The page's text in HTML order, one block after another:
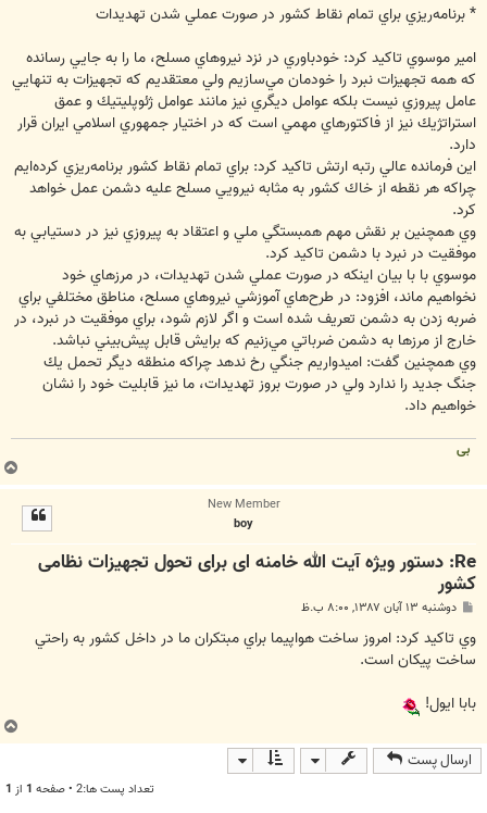
* برنامه‌ريزي براي تمام نقاط كشور در صورت عملي شدن تهديدات
امير موسوي تاكيد كرد: خودباوري در نزد نيروهاي مسلح، ما را به جايي رسانده
كه همه تجهيزات نبرد را خودمان مي‌سازيم ولي معتقديم كه تجهيزات به تنهايي
عامل پيروزي نيست بلكه عوامل ديگري نيز مانند عوامل ژئوپليتيك و عمق
استراتژيك نيز از فاكتورهاي مهمي است كه در اختيار جمهوري اسلامي ايران قرار
دارد.
اين فرمانده عالي رتبه ارتش تاكيد كرد: براي تمام نقاط كشور برنامه‌ريزي كرده‌ايم
چراكه هر نقطه از خاك كشور به مثابه نيرويي مسلح عليه دشمن عمل خواهد
كرد.
وي همچنين بر نقش مهم همبستگي ملي و اعتقاد به پيروزي نيز در دستيابي به
موفقيت در نبرد با دشمن تاكيد كرد.
موسوي با با بيان اينكه در صورت عملي شدن تهديدات، در مرزهاي خود
نخواهيم ماند، افزود: در طرح‌هاي آموزشي نيروهاي مسلح، مناطق مختلفي براي
ضربه زدن به دشمن تعريف شده است و اگر لازم شود، براي موفقيت در نبرد، در
خارج از مرزها به دشمن ضرباتي مي‌زنيم كه برايش قابل پيش‌بيني نباشد.
وي همچنين گفت: اميدواريم جنگي رخ ندهد چراكه منطقه ديگر تحمل يك
جنگ جديد را ندارد ولي در صورت بروز تهديدات، ما نيز قابليت خود را نشان
خواهيم داد.
بی
New Member
boy
Re: دستور ویژه آيت الله خامنه ای برای تحول تجهیزات نظامی
کشور
ت
دوشنبه ۱۳ آبان ۱۳۸۷, ۸:۰۰ ب.ظ
وي تاكيد كرد: امروز ساخت هواپيما براي مبتكران ما در داخل كشور به راحتي
ساخت پيكان است.
بابا ایول!
ارسال پست
تعداد پست ها:2 • صفحه 1 از 1